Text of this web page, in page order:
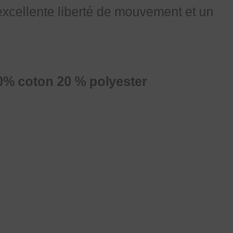
liberté de mouvement et un
coton 20 % polyester